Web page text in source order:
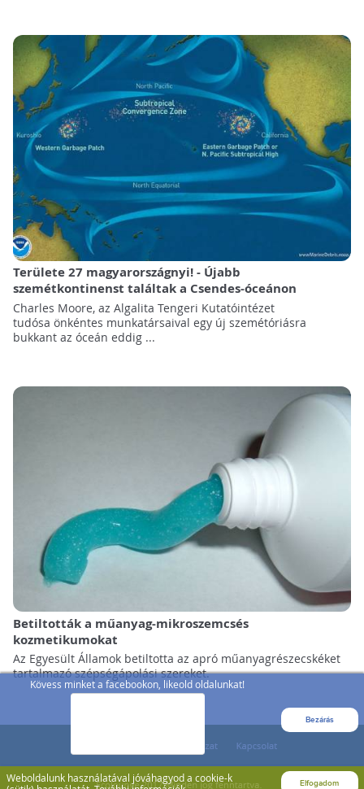
Kövess minket a facebookon, likeold oldalunkat!
Bezárás
Weboldalunk használatával jóváhagyod a cookie-k
Elfogadom
Területe 27 magyarországnyi! - Újabb
szemétkontinenst találtak a Csendes-óceánon
Charles Moore, az Algalita Tengeri Kutatóintézet
tudósa önkéntes munkatársaival egy új szemétóriásra
bukkant az óceán eddig ...
Betiltották a műanyag-mikroszemcsés
kozmetikumokat
Az Egyesült Államok betiltotta az apró műanyagrészecskéket
tartalmazó szépségápolási szereket.